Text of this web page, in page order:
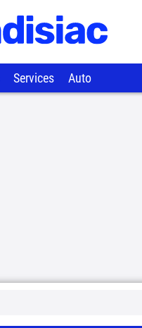
Services Auto